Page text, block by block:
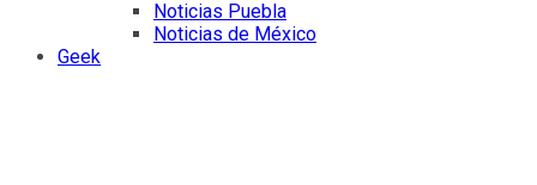
Noticias Puebla
Noticias de México
Geek